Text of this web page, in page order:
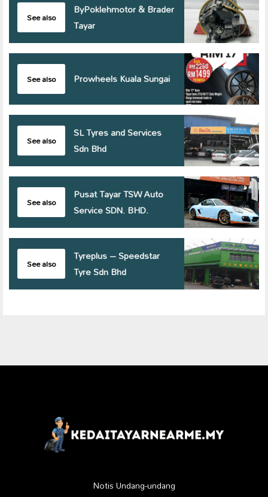
See also
ByPoklehmotor & Brader
Tayar
See also Prowheels Kuala Sungai
See also
SL Tyres and Services
Sdn Bhd
See also
Pusat Tayar TSW Auto
Service SDN. BHD.
See also
Tyreplus – Speedstar
Tyre Sdn Bhd
Notis Undang-undang